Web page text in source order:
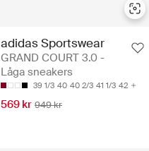
adidas Sportswear
GRAND COURT 3.0 -
Låga sneakers
39 1/3 40 40 2/3 41 1/3 42
569 kr 949 kr